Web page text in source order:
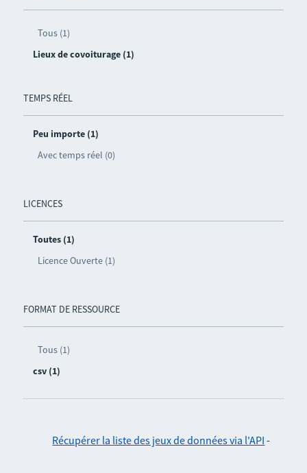
Tous (1)
Lieux de covoiturage (1)
TEMPS RÉEL
Peu importe (1)
Avec temps réel (0)
LICENCES
Toutes (1)
Licence Ouverte (1)
FORMAT DE RESSOURCE
Tous (1)
csv (1)
Récupérer la liste des jeux de données via l'API -